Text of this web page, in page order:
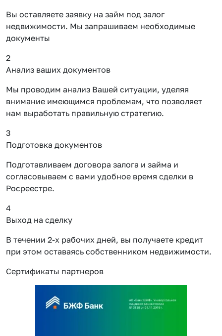
Вы оставляете заявку на займ под залог
недвижимости. Мы запрашиваем необходимые
документы
2
Анализ ваших документов
Мы проводим анализ Вашей ситуации, уделяя
внимание имеющимся проблемам, что позволяет
нам выработать правильную стратегию.
3
Подготовка документов
Подготавливаем договора залога и займа и
согласовываем с вами удобное время сделки в
Росреестре.
4
Выход на сделку
В течении 2-х рабочих дней, вы получаете кредит
при этом оставаясь собственником недвижимости.
Сертификаты партнеров